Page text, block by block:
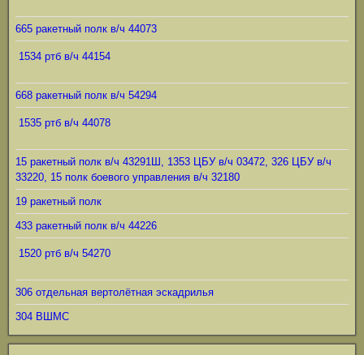
665 ракетный полк в/ч 44073
1534 ртб в/ч 44154
668 ракетный полк в/ч 54294
1535 ртб в/ч 44078
15 ракетный полк в/ч 43291Ш, 1353 ЦБУ в/ч 03472, 326 ЦБУ в/ч
33220, 15 полк боевого управления в/ч 32180
19 ракетный полк
433 ракетный полк в/ч 44226
1520 ртб в/ч 54270
306 отдельная вертолётная эскадрилья
304 ВШМС